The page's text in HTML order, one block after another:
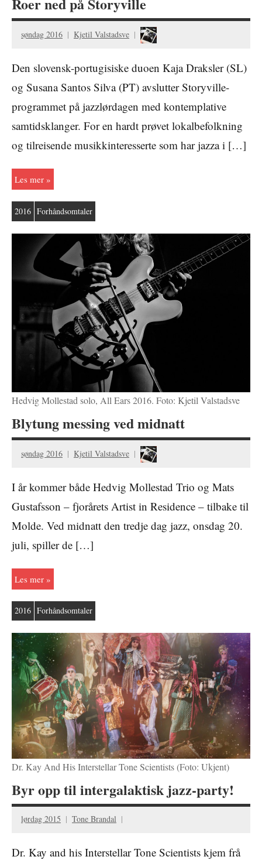
søndag 2016 Kjetil Valstadsve
Den slovensk-portugisiske duoen Kaja Draksler (SL)
og Susana Santos Silva (PT) avslutter Storyville-
programmet på jazzlørdagen med kontemplative
samtidsklanger. For en hardt prøvet lokalbefolkning
og tilreisende musikkinteresserte som har jazza i […]
Les mer
2016 Forhåndsomtaler
Hedvig Mollestad solo, All Ears 2016. Foto: Kjetil Valstadsve
Blytung messing ved midnatt
søndag 2016 Kjetil Valstadsve
I år kommer både Hedvig Mollestad Trio og Mats
Gustafsson – fjorårets Artist in Residence – tilbake til
Molde. Ved midnatt den tredje dag jazz, onsdag 20.
juli, spiller de […]
Les mer
2016 Forhåndsomtaler
Dr. Kay And His Interstellar Tone Scientists (Foto: Ukjent)
Byr opp til intergalaktisk jazz-party!
lørdag 2015 Tone Brandal
Dr. Kay and his Interstellar Tone Scientists kjem frå